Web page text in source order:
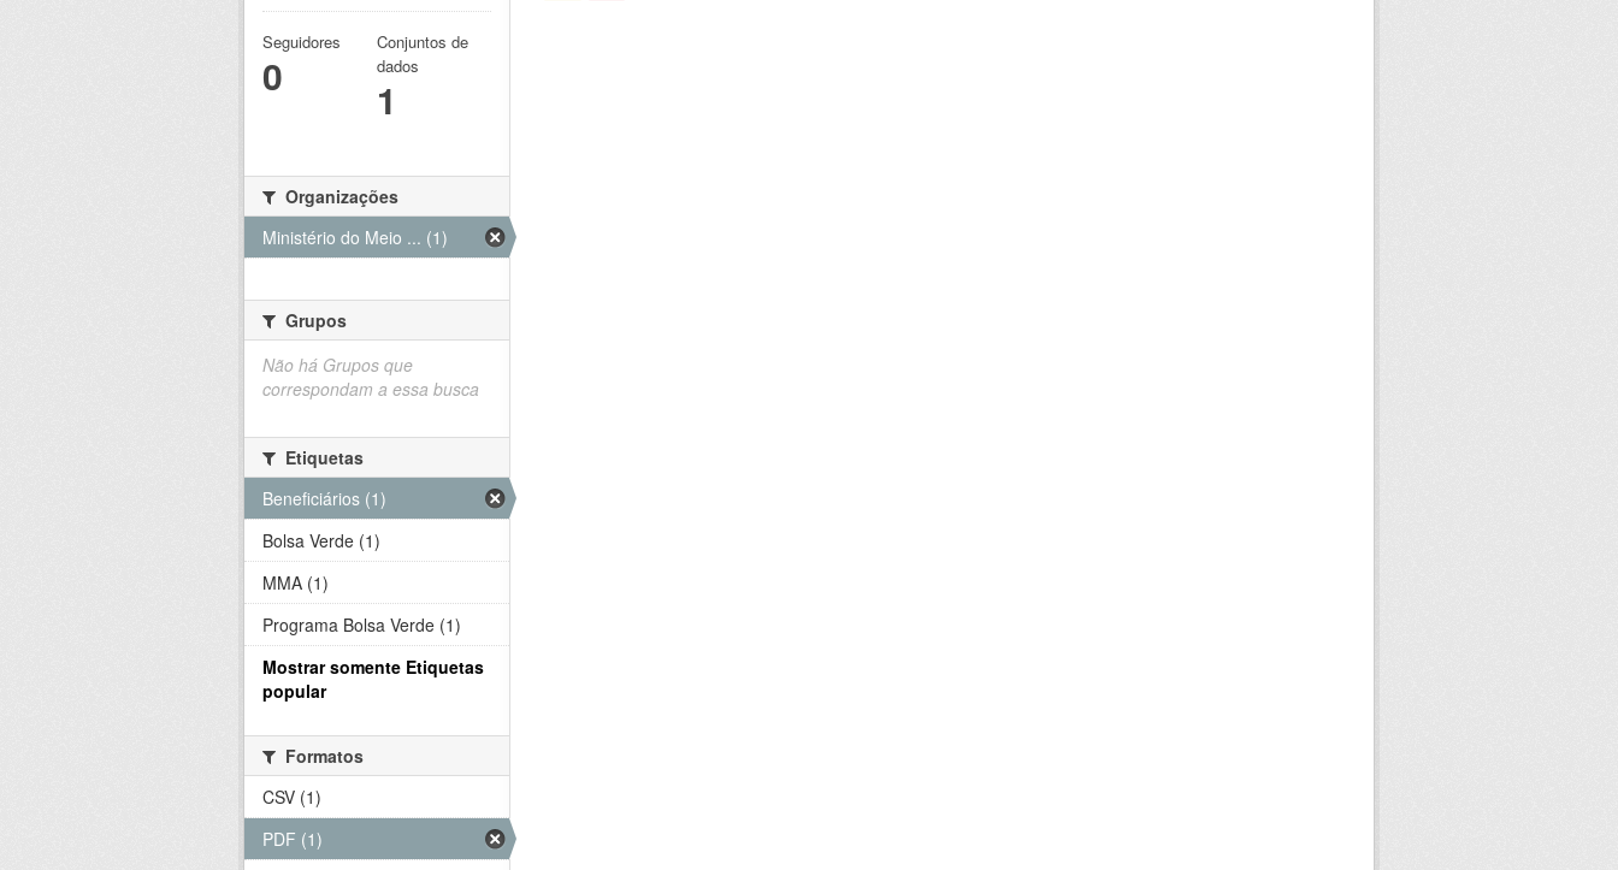
Seguidores
0
Conjuntos de
dados
1
Organizações
Ministério do Meio ... (1)
Grupos
Não há Grupos que
correspondam a essa busca
Etiquetas
Beneficiários (1)
Bolsa Verde (1)
MMA (1)
Programa Bolsa Verde (1)
Mostrar somente Etiquetas
popular
Formatos
CSV (1)
PDF (1)